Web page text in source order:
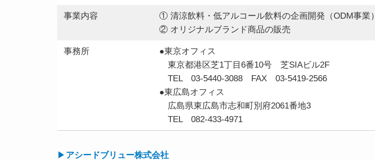
事業内容
① 清涼飲料・低アルコール飲料の企画開発（ODM事業）
② オリジナルブランド商品の販売
事務所
●東京オフィス
東京都港区芝1丁目6番10号 芝SIAビル2F
TEL 03-5440-3088 FAX 03-5419-2566
●東広島オフィス
広島県東広島市志和町別府2061番地3
TEL 082-433-4971
▶ アシードブリュー株式会社